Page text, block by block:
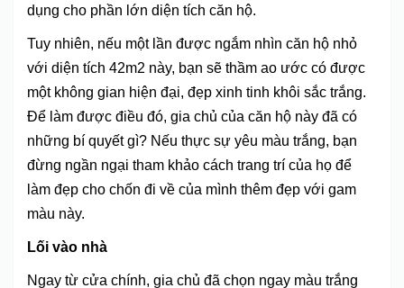
dụng cho phần lớn diện tích căn hộ.
Tuy nhiên, nếu một lần được ngắm nhìn căn hộ nhỏ
với diện tích 42m2 này, bạn sẽ thầm ao ước có được
một không gian hiện đại, đẹp xinh tinh khôi sắc trắng.
Để làm được điều đó, gia chủ của căn hộ này đã có
những bí quyết gì? Nếu thực sự yêu màu trắng, bạn
đừng ngần ngại tham khảo cách trang trí của họ để
làm đẹp cho chốn đi về của mình thêm đẹp với gam
màu này.
Lối vào nhà
Ngay từ cửa chính, gia chủ đã chọn ngay màu trắng